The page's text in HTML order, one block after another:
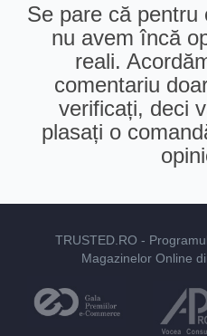
Se pare că pentru
nu avem încă
reali.
comentariu
verificați, deci
plasați o
TRUSTED.RO -
Magazinelor Online